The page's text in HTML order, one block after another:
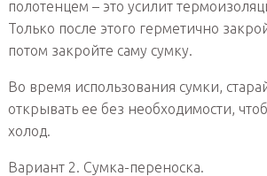
полотенцем – это усилит
Только после этого герметично
потом закройте саму сумку.
Во время использования сумки,
открывать ее без необходимости,
холод.
Вариант 2. Сумка-переноска.